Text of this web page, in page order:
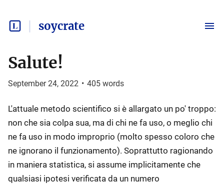
soycrate
Salute!
September 24, 2022 • 405 words
L'attuale metodo scientifico si è allargato un po' troppo:
non che sia colpa sua, ma di chi ne fa uso, o meglio chi
ne fa uso in modo improprio (molto spesso coloro che
ne ignorano il funzionamento). Soprattutto ragionando
in maniera statistica, si assume implicitamente che
qualsiasi ipotesi verificata da un numero